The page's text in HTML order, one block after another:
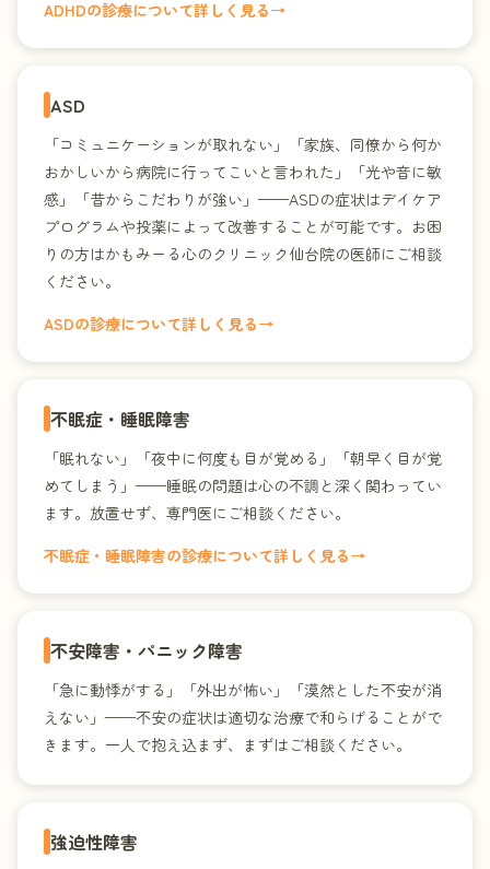
ADHDの診療について詳しく見る→
ASD
「コミュニケーションが取れない」「家族、同僚から何か
おかしいから病院に行ってこいと言われた」「光や音に敏
感」「昔からこだわりが強い」——ASDの症状はデイケア
プログラムや投薬によって改善することが可能です。お困
りの方はかもみーる心のクリニック仙台院の医師にご相談
ください。
ASDの診療について詳しく見る→
不眠症・睡眠障害
「眠れない」「夜中に何度も目が覚める」「朝早く目が覚
めてしまう」——睡眠の問題は心の不調と深く関わってい
ます。放置せず、専門医にご相談ください。
不眠症・睡眠障害の診療について詳しく見る→
不安障害・パニック障害
「急に動悸がする」「外出が怖い」「漠然とした不安が消
えない」——不安の症状は適切な治療で和らげることがで
きます。一人で抱え込まず、まずはご相談ください。
強迫性障害